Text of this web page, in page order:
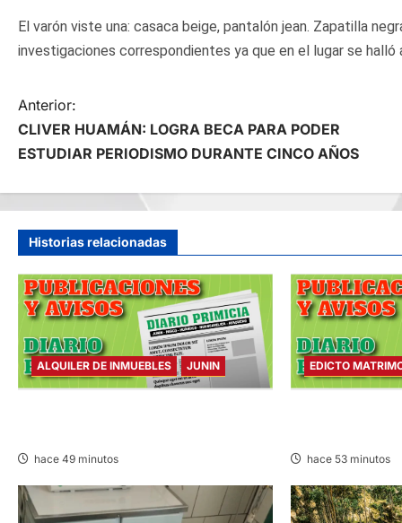
El varón viste una: casaca beige, pantalón jean. Zapatilla
investigaciones correspondientes ya que en el lugar se
N
a
v
e
g
a
c
i
d
Anterior:
CLIVER HUAMÁN: LOGRA BECA PARA PODER
ESTUDIAR PERIODISMO DURANTE CINCO AÑOS
Historias relacionadas
ALQUILER DE INMUEBLES JUNIN
hace 49 minutos
EDICTO
hace 53 minutos